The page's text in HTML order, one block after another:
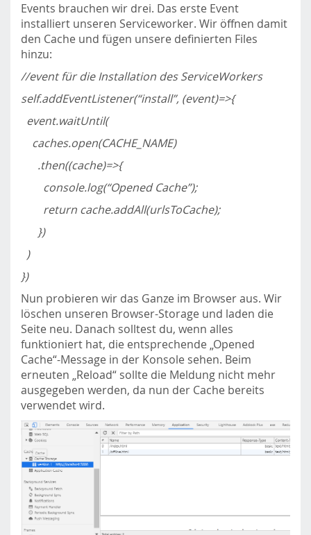
Events brauchen wir drei. Das erste Event
installiert unseren Serviceworker. Wir öffnen damit
den Cache und fügen unsere definierten Files
hinzu:
//event für die Installation des ServiceWorkers
self.addEventListener(“install”, (event)=>{
event.waitUntil(
caches.open(CACHE_NAME)
.then((cache)=>{
console.log(“Opened Cache”);
return cache.addAll(urlsToCache);
})
)
})
Nun probieren wir das Ganze im Browser aus. Wir
löschen unseren Browser-Storage und laden die
Seite neu. Danach solltest du, wenn alles
funktioniert hat, die entsprechende „Opened
Cache“-Message in der Konsole sehen. Beim
erneuten „Reload“ sollte die Meldung nicht mehr
ausgegeben werden, da nun der Cache bereits
verwendet wird.